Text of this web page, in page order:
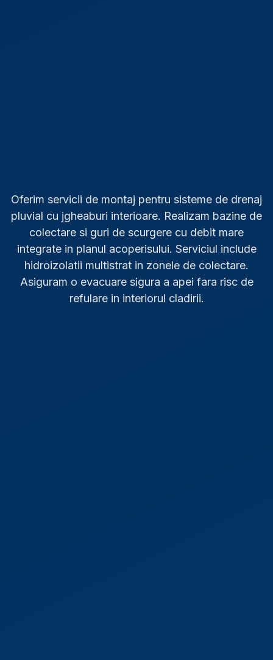
Oferim servicii de montaj pentru sisteme de drenaj
pluvial cu jgheaburi interioare. Realizam bazine de
colectare si guri de scurgere cu debit mare
integrate in planul acoperisului. Serviciul include
hidroizolatii multistrat in zonele de colectare.
Asiguram o evacuare sigura a apei fara risc de
refulare in interiorul cladirii.